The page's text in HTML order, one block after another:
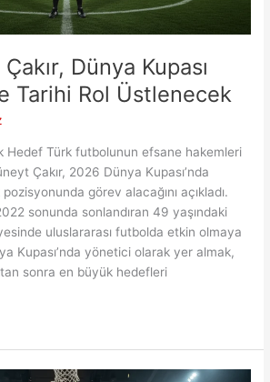
Dünya Kupası
Tarihi Rol Üstlenecek
Hedef Türk futbolunun efsane hakemleri
Çakır, 2026 Dünya Kupası’nda
görev alacağını açıkladı.
sonunda sonlandıran 49 yaşındaki
uluslararası futbolda etkin olmaya
Kupası’nda yönetici olarak yer almak,
sonra en büyük hedefleri